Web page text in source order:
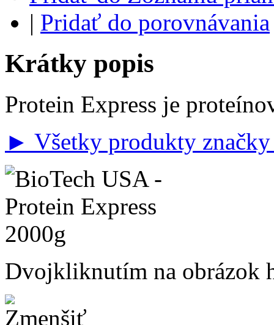
| Pridať do porovnávania
Krátky popis
Protein Express je
► Všetky produkty
Dvojkliknutím na obrázok